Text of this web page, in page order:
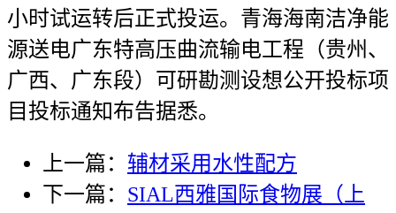
小时试运转后正式投运。青海海南洁净能
源送电广东特高压曲流输电工程（贵州、
广西、广东段）可研勘测设想公开投标项
目投标通知布告据悉。
上一篇： 辅材采用水性配方
下一篇： SIAL西雅国际食物展（上